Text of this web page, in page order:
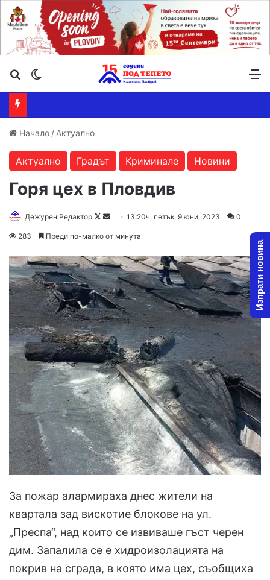
Търсене ...
Начало / Актуално
Актуално Градът Криминале Новини
Горя цех в Пловдив
Дежурен Редактор
Follow
Send13:20ч, петък, 9 юни, 2023 0
283 Преди по-малко от минута
За пожар алармираха днес жители на
квартала зад вискотие блокове на ул.
„Преспа“, над които се извиваше гъст черен
дим. Запалила се е хидроизолацията на
покрив на сграда, в която има цех, съобщиха
Изпрати новина